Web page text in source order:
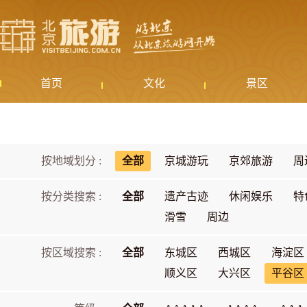
首页 文化 景区
按地域划分 : 全部 京城游玩 京郊旅游 周
按分类搜索 : 全部 遗产古迹 休闲娱乐
特
滑雪
周边
按区域搜索 : 全部 东城区 西城区
海淀区
顺义区
大兴区 平谷区